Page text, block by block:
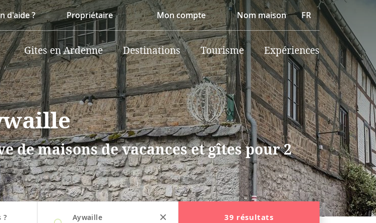
d'aide ? Propriétaire Mon compte Nom maison FR
Gites en Ardenne Destinations Tourisme Expériences
de maisons de vacances et gîtes pour 2
? Aywaille 39 résultats